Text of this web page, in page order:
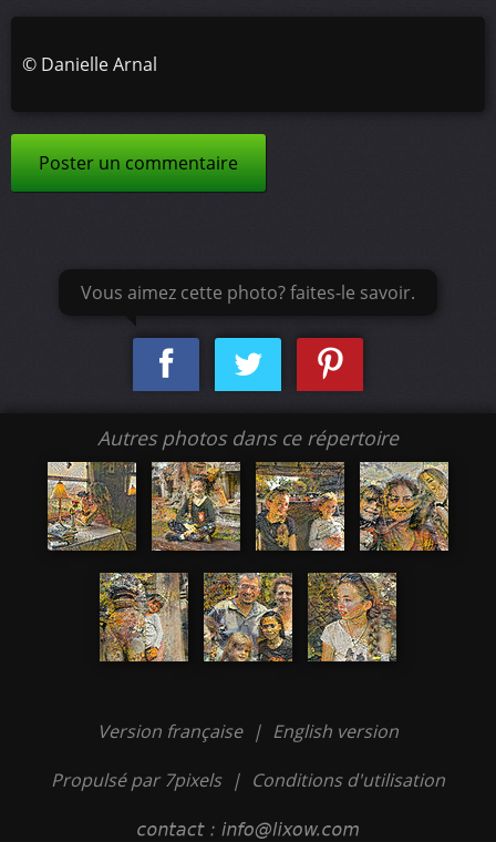
© Danielle Arnal
Poster un commentaire
Vous aimez cette photo? faites-le savoir.
Autres photos dans ce répertoire
Version française | English version
Propulsé par 7pixels | Conditions d'utilisation